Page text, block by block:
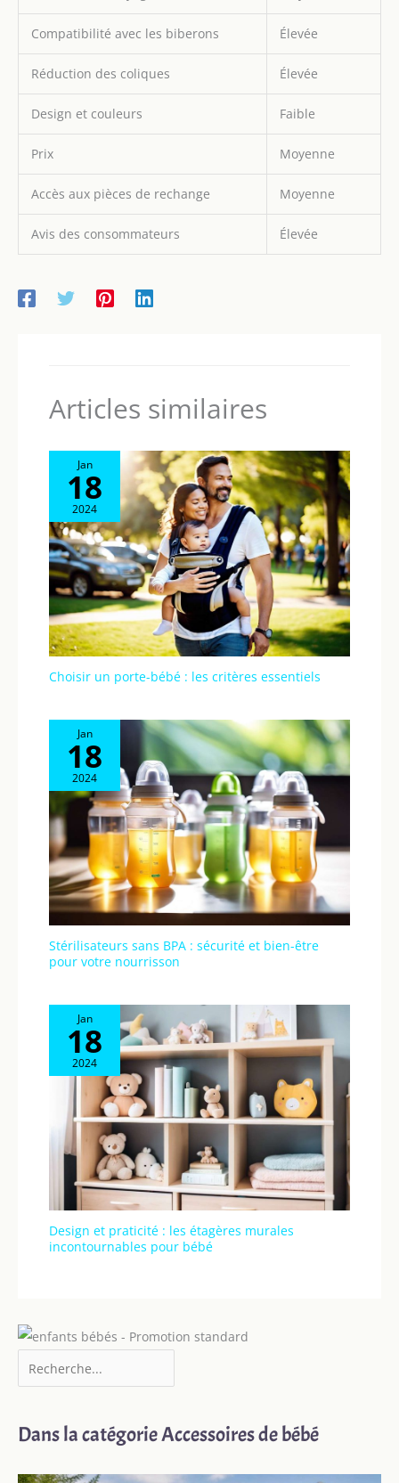
Compatibilité avec les biberons Élevée
Réduction des coliques Élevée
Design et couleurs Faible
Prix Moyenne
Accès aux pièces de rechange Moyenne
Avis des consommateurs Élevée
Articles similaires
Jan
18
2024
Choisir un porte-bébé : les critères essentiels
Jan
18
2024
Stérilisateurs sans BPA : sécurité et bien-être
pour votre nourrisson
Jan
18
2024
Design et praticité : les étagères murales
incontournables pour bébé
Dans la catégorie Accessoires de bébé